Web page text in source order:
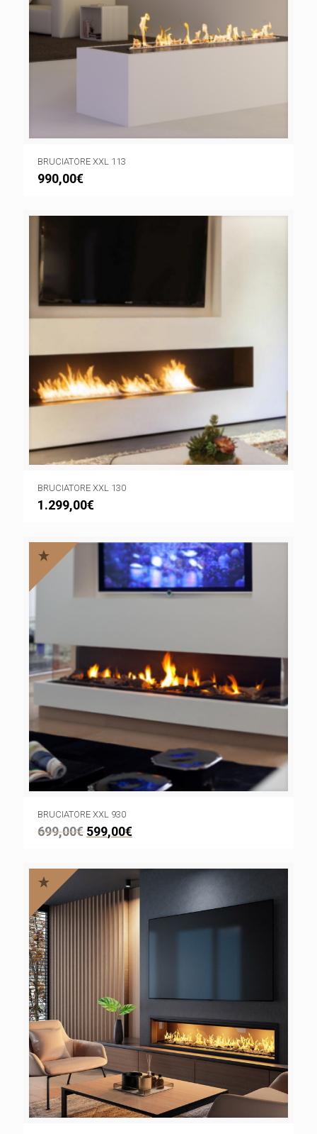
BRUCIATORE XXL 113
990,00€
BRUCIATORE XXL 130
1.299,00€
BRUCIATORE XXL 930
699,00€ 599,00€